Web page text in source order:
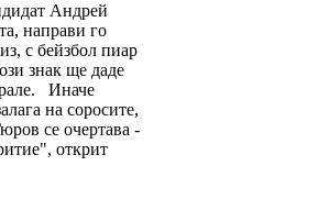
Андрей
направи го
с бейзбол пиар
знак ще даде
Иначе
на соросите,
се очертава -
открит